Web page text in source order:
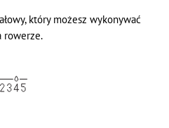
który możesz wykonywać
rowerze.